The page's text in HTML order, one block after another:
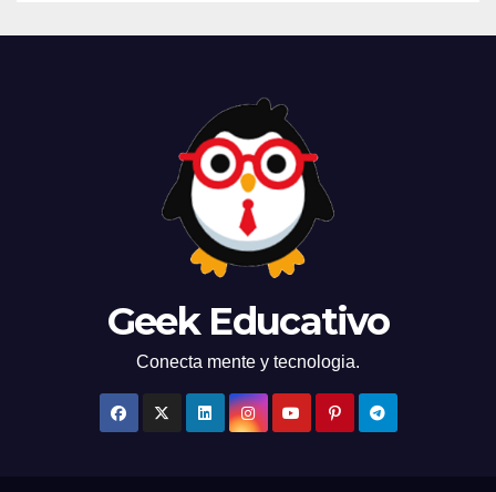
Geek Educativo
Conecta mente y tecnologia.